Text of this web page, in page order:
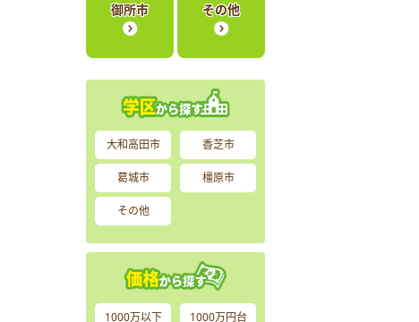
御所市 その他
大和高田市 香芝市
葛城市 橿原市
その他
1000万以下 1000万円台